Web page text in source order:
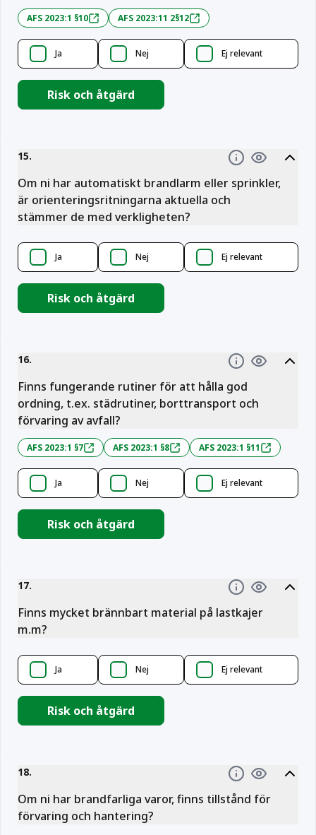
AFS 2023:1 §10 AFS 2023:11 2§12
Ja Nej Ej relevant
Risk och åtgärd
15.
Om ni har automatiskt brandlarm eller sprinkler,
är orienteringsritningarna aktuella och
stämmer de med verkligheten?
Ja Nej Ej relevant
Risk och åtgärd
16.
Finns fungerande rutiner för att hålla god
ordning, t.ex. städrutiner, borttransport och
förvaring av avfall?
AFS 2023:1 §7 AFS 2023:1 §8 AFS 2023:1 §11
Ja Nej Ej relevant
Risk och åtgärd
17.
Finns mycket brännbart material på lastkajer
m.m?
Ja Nej Ej relevant
Risk och åtgärd
18.
Om ni har brandfarliga varor, finns tillstånd för
förvaring och hantering?